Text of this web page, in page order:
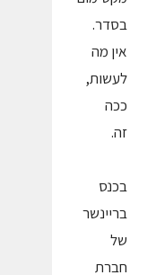
בסדר.
אין מה
לעשות,
ככה
זה.
בכנס
בריינשר
של
חברת